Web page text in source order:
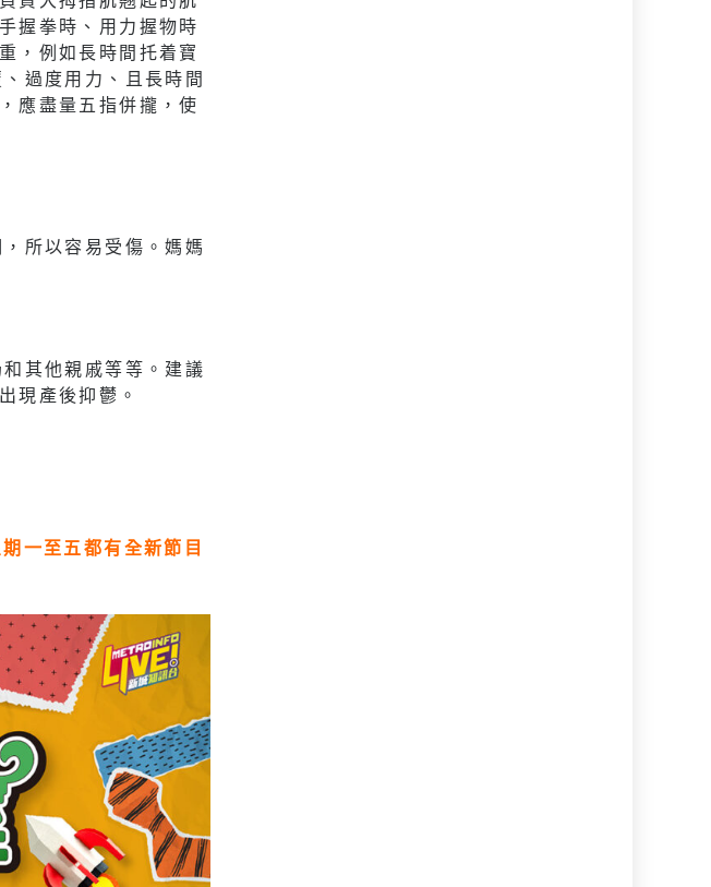
握拳時、用力握物時
，例如長時間托着寶
過度用力、且長時間
應盡量五指併攏，使
所以容易受傷。媽媽
其他親戚等等。建議
現產後抑鬱。
一至五都有全新節目